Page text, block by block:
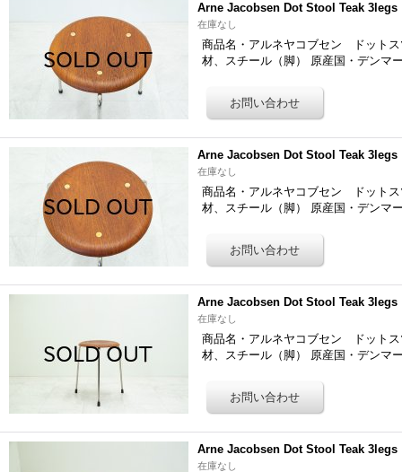
Arne Jacobsen Dot Stool Teak 3legs
在庫なし
商品名・アルネヤコブセン ドットス
材、スチール（脚） 原産国・デンマ
Arne Jacobsen Dot Stool Teak 3legs
在庫なし
商品名・アルネヤコブセン ドットス
材、スチール（脚） 原産国・デンマ
Arne Jacobsen Dot Stool Teak 3legs
在庫なし
商品名・アルネヤコブセン ドットス
材、スチール（脚） 原産国・デンマ
Arne Jacobsen Dot Stool Teak 3legs
在庫なし